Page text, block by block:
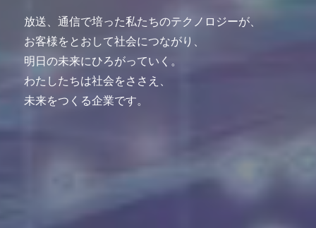
放送、通信で培った私たちのテクノロジーが、
お客様をとおして社会につながり、
明日の未来にひろがっていく。
わたしたちは社会をささえ、
未来をつくる企業です。